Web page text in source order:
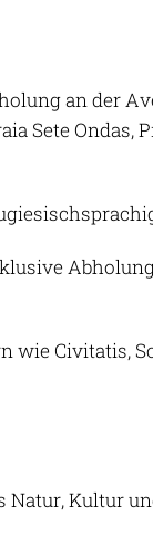
an der
Sete Ondas,
wie Civitatis,
Natur, Kultur